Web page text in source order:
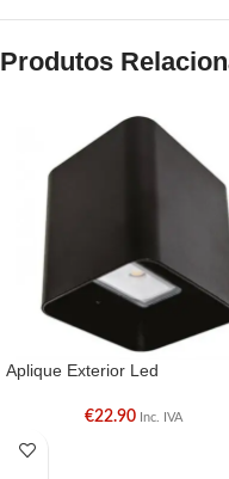
Produtos
Aplique Exterior Led
€22.90 Inc. IVA